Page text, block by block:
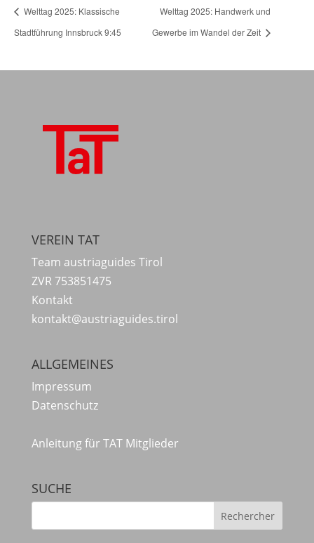
Welttag 2025: Klassische
Stadtführung Innsbruck 9:45
Welttag 2025: Handwerk und
Gewerbe im Wandel der Zeit
VEREIN TAT
Team austriaguides Tirol
ZVR 753851475
Kontakt
kontakt@austriaguides.tirol
ALLGEMEINES
Impressum
Datenschutz
Anleitung für TAT Mitglieder
SUCHE